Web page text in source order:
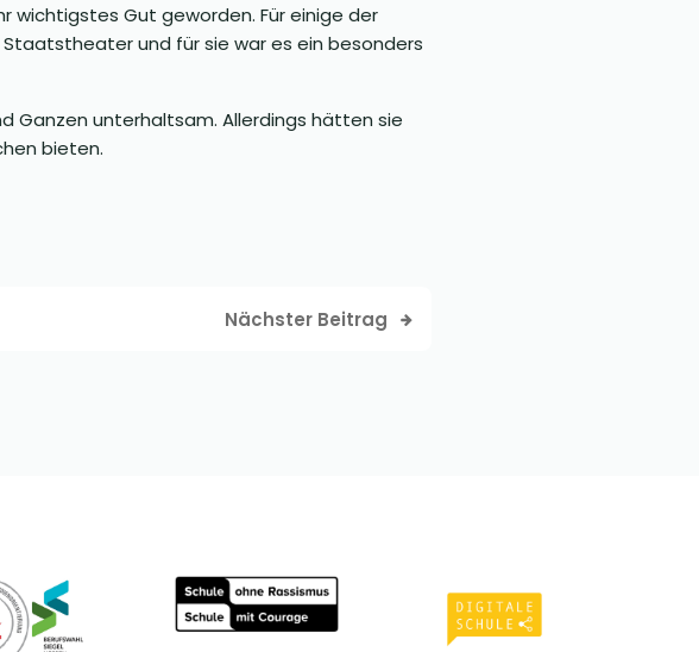
wichtigstes Gut geworden. Für einige der
und für sie war es ein besonders
Ganzen unterhaltsam. Allerdings hätten sie
bieten.
Nächster Beitrag